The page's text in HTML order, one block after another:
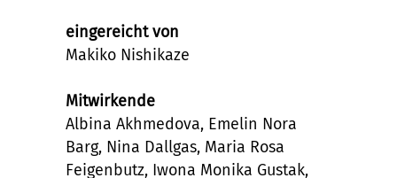
eingereicht von
Makiko Nishikaze
Mitwirkende
Albina Akhmedova, Emelin Nora
Barg, Nina Dallgas, Maria Rosa
Feigenbutz, Iwona Monika Gustak,